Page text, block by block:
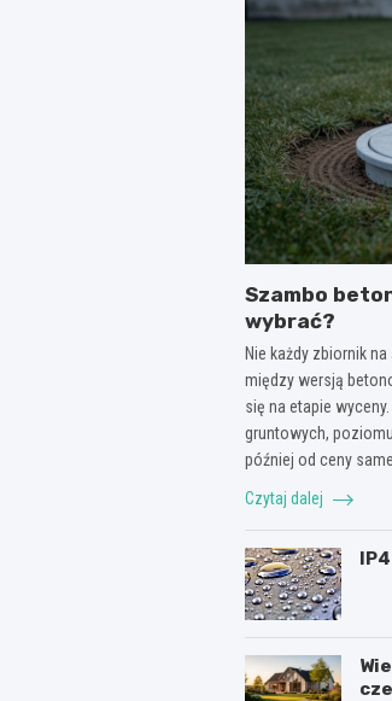
Szambo
wybrać?
Nie każdy zbiornik
między wersją
się na etapie
gruntowych,
później od ceny
Czytaj dalej